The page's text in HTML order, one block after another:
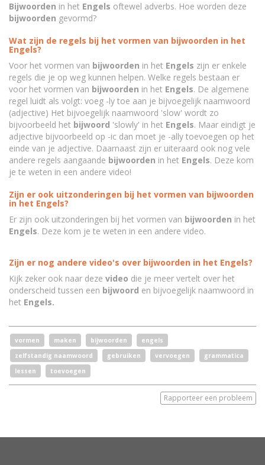
Bijwoorden in het Engels oftewel adverbs. Hoe worden deze
bijwoorden gevormd?
Wat zijn de regels bij het vormen van bijwoorden in het
Engels?
Voor het vormen van bijwoorden in het Engels zijn er enkele
regels die je op weg kunnen helpen. Welke regels bestaan er
voor het vormen van bijwoorden in het Engels. De algemene
regel luidt als volgt: voeg -ly toe aan je bijvoegelijk naamwoord
(adjective) Het bijvoegelijk naamwoord 'slow' wordt zo
bijvoorbeeld het bijwoord 'slowly' in het Engels. Maar eindigt je
adjective bijvoorbeeld op -ic dan moet je -ally toevoegen op het
einde van je adjective. Daarnaast zijn er uiteraard ook nog vele
andere regels aangaande bijwoorden in het Engels. Deze kom
je te weten in een andere video!
Zijn er ook uitzonderingen bij het vormen van bijwoorden
in het Engels?
Er zijn ook uitzonderingen bij het vormen van bijwoorden in het
Engels. Deze kom je te weten in een andere video.
Zijn er nog andere video's over bijwoorden in het Engels?
Kijk zeker ook naar deze video die je meer vertelt over het
onderscheid tussen een bijwoord en bijvoegelijk naamwoord in
het Engels.
vormen maken bijwoorden
engels
zelfstandig naamwoord
gebruiken vervoegen
grammatica
lessen
toevoegen
Rapporteer een probleem